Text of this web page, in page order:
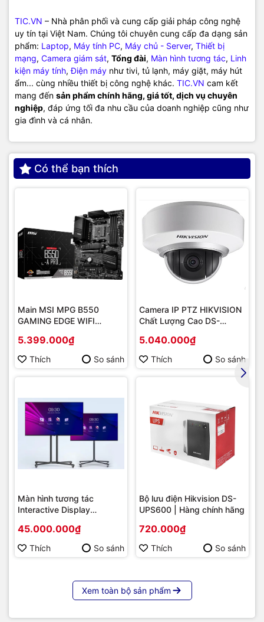
TIC.VN – Nhà phân phối và cung cấp giải pháp công nghệ
uy tín tại Việt Nam. Chúng tôi chuyên cung cấp đa dạng sản
phẩm: Laptop, Máy tính PC, Máy chủ - Server, Thiết bị
mạng, Camera giám sát, Tổng đài, Màn hình tương tác, Linh
kiện máy tính,Điện máy như tivi, tủ lạnh, máy giặt, máy hút
ẩm... cùng nhiều thiết bị công nghệ khác. TIC.VN cam kết
mang đến sản phẩm chính hãng, giá tốt, dịch vụ chuyên
nghiệp, đáp ứng tối đa nhu cầu của doanh nghiệp cũng như
gia đình và cá nhân.
Có thể bạn thích
Main MSI MPG B550
GAMING EDGE WIFI
Socket AM4/ VGA
onboard)
5.399.000₫
Thích So sánh
Camera IP PTZ HIKVISION
Chất Lượng Cao DS-
5.040.000₫
Thích So sánh
Màn hình tương tác
Interactive Display
86 | Cấu hình cao cấp |
Hàng chính hãng
45.000.000₫
Thích So sánh
Bộ lưu điện Hikvision DS-
UPS600 | Hàng chính hãng
720.000₫
Thích So sánh
Xem toàn bộ sản phẩm